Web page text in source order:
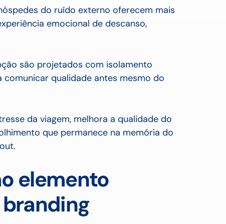
do ruído externo oferecem mais
emocional de descanso,
são projetados com isolamento
qualidade antes mesmo do
da viagem, melhora a qualidade do
que permanece na memória do
elemento